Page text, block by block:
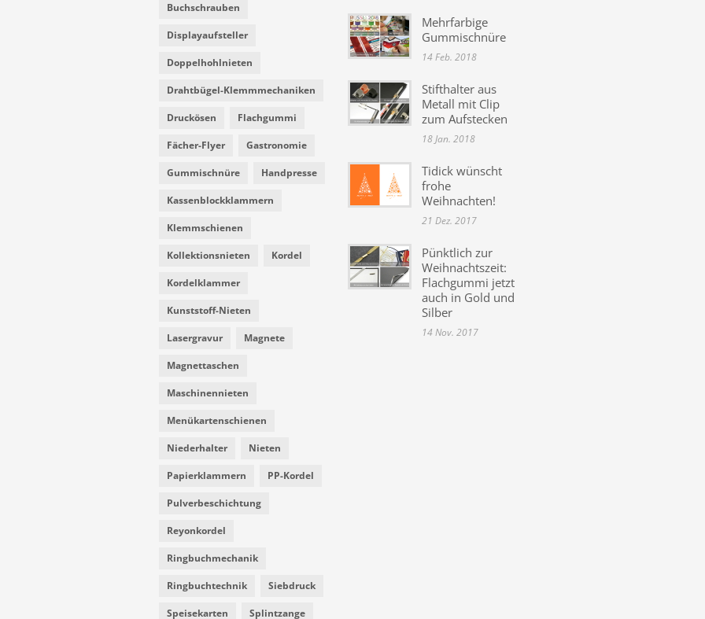
Buchschrauben
Displayaufsteller
Doppelhohlnieten
Drahtbügel-Klemmmechaniken
Druckösen Flachgummi
Fächer-Flyer Gastronomie
Gummischnüre Handpresse
Kassenblockklammern
Klemmschienen
Kollektionsnieten Kordel
Kordelklammer
Kunststoff-Nieten
Lasergravur Magnete
Magnettaschen
Maschinennieten
Menükartenschienen
Niederhalter Nieten
Papierklammern PP-Kordel
Pulverbeschichtung
Reyonkordel
Ringbuchmechanik
Ringbuchtechnik Siebdruck
Speisekarten Splintzange
Mehrfarbige
Gummischnüre
14 Feb. 2018
Stifthalter aus
Metall mit Clip
zum Aufstecken
18 Jan. 2018
Tidick wünscht
frohe
Weihnachten!
21 Dez. 2017
Pünktlich zur
Weihnachtszeit:
Flachgummi jetzt
auch in Gold und
Silber
14 Nov. 2017